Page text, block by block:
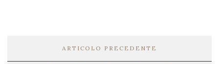
ARTICOLO PRECEDENTE